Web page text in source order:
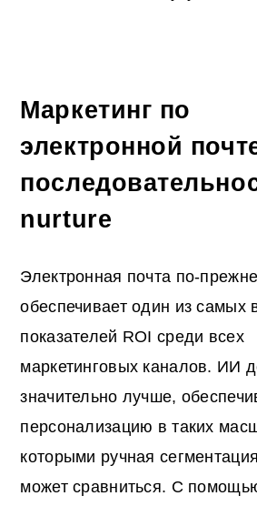
Маркетинг по
электронной
nurture
Электронная почта по-
обеспечивает один из самых
показателей ROI среди всех
маркетинговых каналов. ИИ
значительно лучше,
персонализацию в таких
которыми ручная
может сравниться. С